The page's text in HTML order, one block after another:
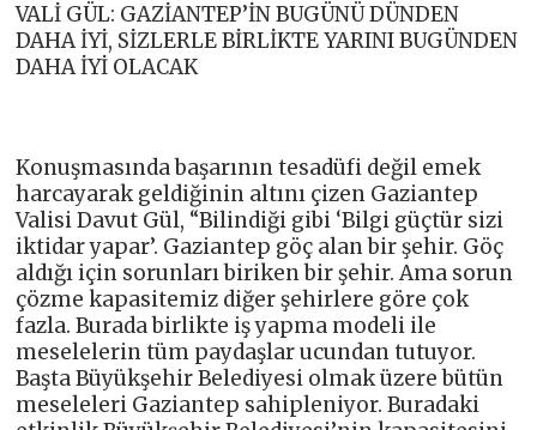
VALİ GÜL: GAZİANTEP’İN BUGÜNÜ DÜNDEN
DAHA İYİ, SİZLERLE BİRLİKTE YARINI BUGÜNDEN
DAHA İYİ OLACAK
Konuşmasında başarının tesadüfi değil emek
harcayarak geldiğinin altını çizen Gaziantep
Valisi Davut Gül, “Bilindiği gibi ‘Bilgi güçtür sizi
iktidar yapar’. Gaziantep göç alan bir şehir. Göç
aldığı için sorunları biriken bir şehir. Ama sorun
çözme kapasitemiz diğer şehirlere göre çok
fazla. Burada birlikte iş yapma modeli ile
meselelerin tüm paydaşlar ucundan tutuyor.
Başta Büyükşehir Belediyesi olmak üzere bütün
meseleleri Gaziantep sahipleniyor. Buradaki